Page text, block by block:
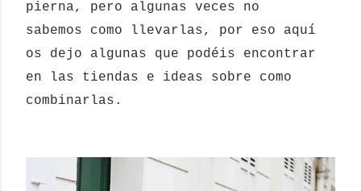
pierna, pero algunas veces no
sabemos como llevarlas, por eso aquí
os dejo algunas que podéis encontrar
en las tiendas e ideas sobre como
combinarlas.